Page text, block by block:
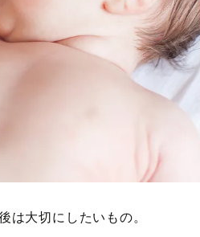
は大切にしたいもの。